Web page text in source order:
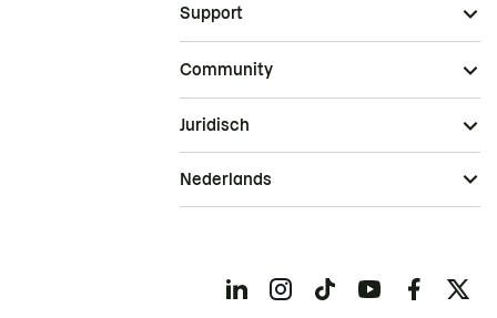
Support
Community
Juridisch
Nederlands